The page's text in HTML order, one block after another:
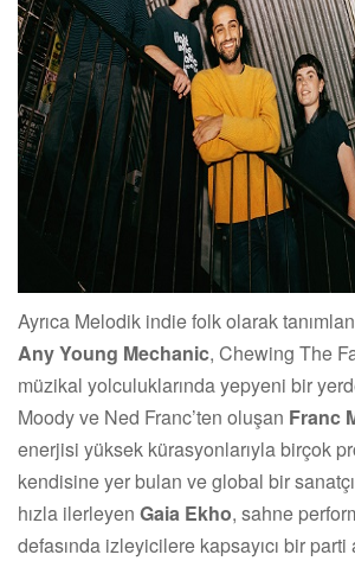
Ayrıca Melodik indie folk olarak
Any Young Mechanic, Chewing The
müzikal yolculuklarında yepyeni bir
Moody ve Ned Franc’ten oluşan Franc
enerjisi yüksek kürasyonlarıyla birçok
kendisine yer bulan ve global bir
hızla ilerleyen Gaia Ekho, sahne
defasında izleyicilere kapsayıcı bir